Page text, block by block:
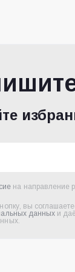
на направление
вы
данных и